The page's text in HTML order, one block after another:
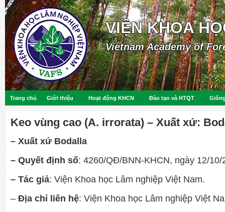
VIỆN KHOA
Vietnam Academy of
Trang chủ Giới thiệu Hoạt động KHCN Đào tạo và HTQT
Keo vùng cao (A. irrorata) – Xuất xứ:
– Xuất xứ Bodalla
– Quyết định số: 4260/QĐ/BNN-KHCN, ngày 12/10/
– Tác giả: Viện Khoa học Lâm nghiệp Việt Nam.
– Địa chỉ liên hệ: Viện Khoa học Lâm nghiệp Việt